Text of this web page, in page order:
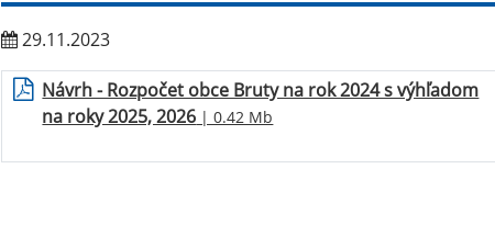
29.11.2023
Návrh - Rozpočet obce Bruty na rok 2024 s výhľadom
na roky 2025, 2026 | 0.42 Mb